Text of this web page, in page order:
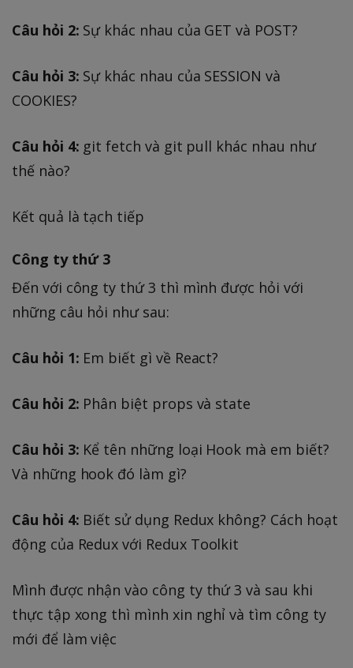
Câu hỏi 2: Sự khác nhau của GET và POST?
Câu hỏi 3: Sự khác nhau của SESSION và
COOKIES?
Câu hỏi 4: git fetch và git pull khác nhau như
thế nào?
Kết quả là tạch tiếp
Công ty thứ 3
Đến với công ty thứ 3 thì mình được hỏi với
những câu hỏi như sau:
Câu hỏi 1: Em biết gì về React?
Câu hỏi 2: Phân biệt props và state
Câu hỏi 3: Kể tên những loại Hook mà em biết?
Và những hook đó làm gì?
Câu hỏi 4: Biết sử dụng Redux không? Cách hoạt
động của Redux với Redux Toolkit
Mình được nhận vào công ty thứ 3 và sau khi
thực tập xong thì mình xin nghỉ và tìm công ty
mới để làm việc